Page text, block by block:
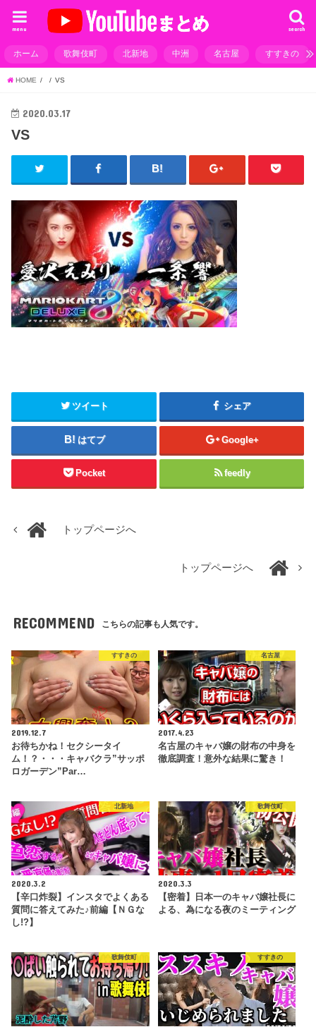
search
menu
ホーム 歌舞伎町 北新地 中洲 名古屋 すすきの
HOME VS
2020.03.17
VS
ツイート シェア
はてブ Google+
Pocket feedly
トップページへ
トップページへ
RECOMMEND こちらの記事も人気です。
すすきの
2019.12.7
お待ちかね！セクシータイ
ム！？・・・キャバクラ”サッポ
ロガーデン”Par…
名古屋
2017.4.23
名古屋のキャバ嬢の財布の中身を
徹底調査！意外な結果に驚き！
北新地
2020.3.2
【辛口炸裂】インスタでよくある
質問に答えてみた♪前編【ＮＧな
し!?】
歌舞伎町
2020.3.3
【密着】日本一のキャバ嬢社長に
よる、為になる夜のミーティング
歌舞伎町 すすきの